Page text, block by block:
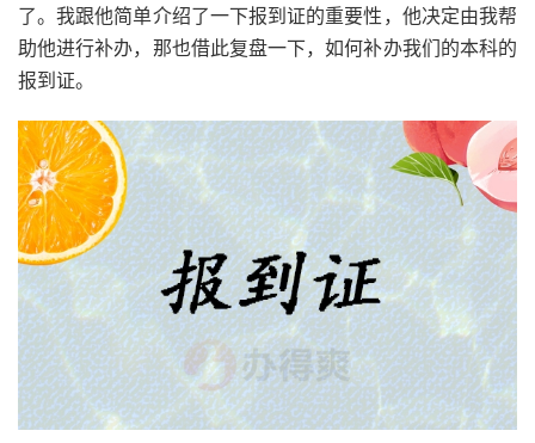
了。我跟他简单介绍了一下报到证的重要性，他决定由我帮
助他进行补办，那也借此复盘一下，如何补办我们的本科的
报到证。